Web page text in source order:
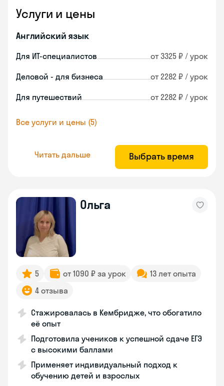
Услуги и цены
Английский язык
Для ИТ-специалистов от 3325 ₽ / урок
Деловой - для бизнеса от 2282 ₽ / урок
Для путешествий от 2282 ₽ / урок
Все услуги и цены (5)
Читать дальше Выбрать время
Ольга
5 от 1090 ₽ за урок
13 лет опыта
4 отзыва
Стажировалась в Кембридже, что обогатило
её опыт
Подготовила учеников к успешной сдаче ЕГЭ
с высокими баллами
Применяет индивидуальный подход к
обучению детей и взрослых